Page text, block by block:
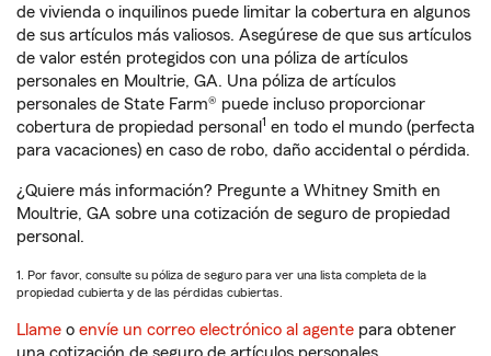
de vivienda o inquilinos puede limitar la cobertura en algunos
de sus artículos más valiosos. Asegúrese de que sus artículos
de valor estén protegidos con una póliza de artículos
personales en Moultrie, GA. Una póliza de artículos
personales de State Farm® puede incluso proporcionar
cobertura de propiedad personal 1 en todo el mundo (perfecta
para vacaciones) en caso de robo, daño accidental o pérdida.
¿Quiere más información? Pregunte a Whitney Smith en
Moultrie, GA sobre una cotización de seguro de propiedad
personal.
1. Por favor, consulte su póliza de seguro para ver una lista completa de la
propiedad cubierta y de las pérdidas cubiertas.
Llame o envíe un correo electrónico al agente para obtener